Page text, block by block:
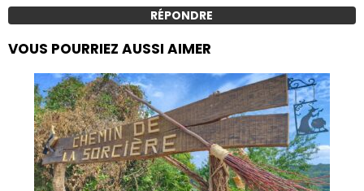
RÉPONDRE
VOUS POURRIEZ AUSSI AIMER